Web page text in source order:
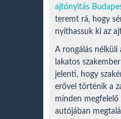
ajtónyitás
teremt rá, hogy
nyithassuk ki az
A rongálás nélküli
lakatos
jelenti, hogy
erővel történik a
minden megfelelő
autójában